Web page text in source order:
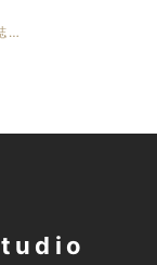
...